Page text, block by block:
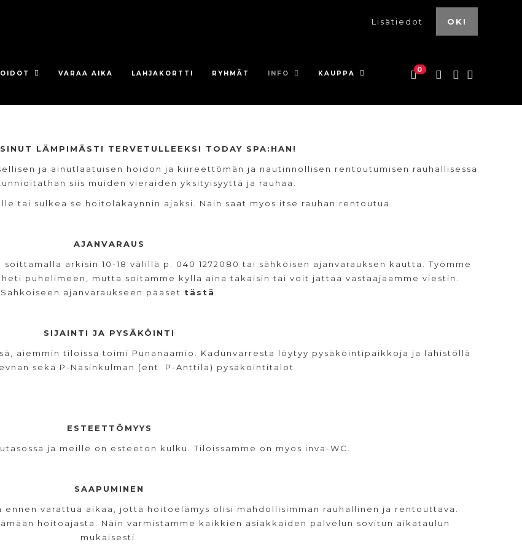
Lisätiedot OK!
VARAA AIKA LAHJAKORTTI RYHMÄT INFO KAUPPA 0
LÄMPIMÄSTI TERVETULLEEKSI TODAY SPA:HAN!
ja ainutlaatuisen hoidon ja kiireettömän ja nautinnollisen rentoutumisen rauhallisessa
siis muiden vieraiden yksityisyyttä ja rauhaa.
tai sulkea se hoitolakäynnin ajaksi. Näin saat myös itse rauhan rentoutua.
AJANVARAUS
arkisin 10-18 välillä p. 040 1272080 tai sähköisen ajanvarauksen kautta. Työmme
puhelimeen, mutta soitamme kyllä aina takaisin tai voit jättää vastaajaamme viestin.
Sähköiseen ajanvaraukseen pääset tästä
SIJAINTI JA PYSÄKÖINTI
aiemmin tiloissa toimi Punanaamio. Kadunvarresta löytyy pysäköintipaikkoja ja lähistöllä
sekä P-Näsinkulman (ent. P-Anttila) pysäköintitalot.
ESTEETTÖMYYS
ja meille on esteetön kulku. Tiloissamme on myös inva-WC.
SAAPUMINEN
varattua aikaa, jotta hoitoelämys olisi mahdollisimman rauhallinen ja rentouttava.
hoitoajasta. Näin varmistamme kaikkien asiakkaiden palvelun sovitun aikataulun
mukaisesti.